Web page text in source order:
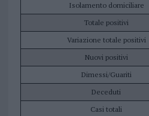
Isolamento domiciliare
Totale positivi
Variazione totale positivi
Nuovi positivi
Dimessi/Guariti
Deceduti
Casi totali